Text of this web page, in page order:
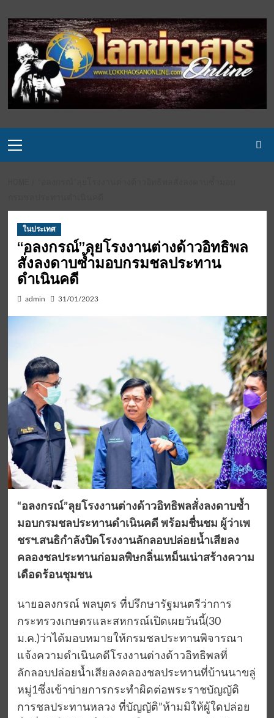
to
content
Menu
ในประเทศ
“อลงกรณ์”ลุยโรงงานต่างด้าวอิทธิพล
สั่งลงดาบซ้ำมอบกรมชลประทาน
ดำเนินคดี
admin 31/01/2023
“อลงกรณ์”ลุยโรงงานต่างด้าวอิทธิพลสั่งลงดาบซ้ำ
มอบกรมชลประทานดำเนินคดี พร้อมชื่นชม ผู้ว่าเพ
ชรฯ.สนธิกำลังปิดโรงงานลักลอบปล่อยน้ำเสียลง
คลองชลประทานก่อมลพิษกลิ่นเหม็นเน่าสร้างความ
เดือดร้อนชุมชน
นายอลงกรณ์ พลบุตร ที่ปรึกษารัฐมนตรีว่าการ
กระทรวงเกษตรและสหกรณ์เปิดเผยวันนี้(30
ม.ค.)ว่าได้มอบหมายให้กรมชลประทานพิจารณา
แจ้งความดำเนินคดีโรงงานต่างด้าวอิทธิพลที่
ลักลอบปล่อยน้ำเสียลงคลองชลประทานที่บ้านนาขลู่
หมู่1ซึ่งเข้าข่ายการกระทำผิดต่อพระราชบัญญัติ
การชลประทานหลวง ที่บัญญัติ”ห้ามมิให้ผู้ใดปล่อย